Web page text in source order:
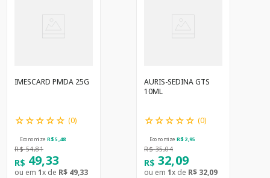
IMESCARD PMDA 25G
☆☆☆☆☆ (0)
Economize R$ 5,48
R$ 54,81
R$ 49,33
ou em 1x de R$ 49,33
AURIS-SEDINA GTS
10ML
☆☆☆☆☆ (0)
Economize R$ 2,95
R$ 35,04
R$ 32,09
ou em 1x de R$ 32,09